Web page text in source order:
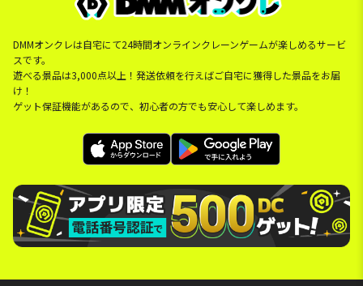
DMMオンクレは自宅にて24時間オンラインクレーンゲームが楽しめるサービ
スです。
遊べる景品は3,000点以上！発送依頼を行えばご自宅に獲得した景品をお届
け！
ゲット保証機能があるので、初心者の方でも安心して楽しめます。